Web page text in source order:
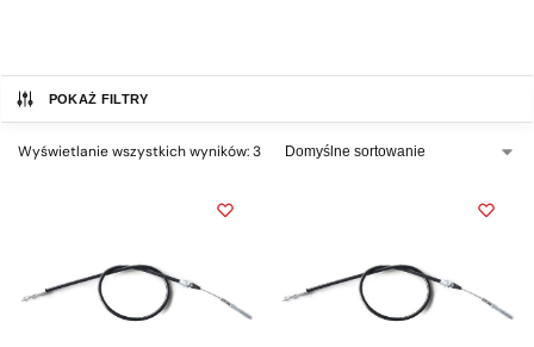
POKAŻ FILTRY
Wyświetlanie wszystkich wyników: 3